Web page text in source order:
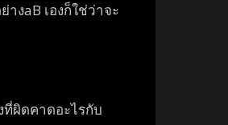
งaB เองก็ใช่ว่าจะ
ผิดคาดอะไรกับ